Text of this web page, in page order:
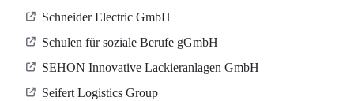
Schneider Electric GmbH
Schulen für soziale Berufe gGmbH
SEHON Innovative Lackieranlagen GmbH
Seifert Logistics Group